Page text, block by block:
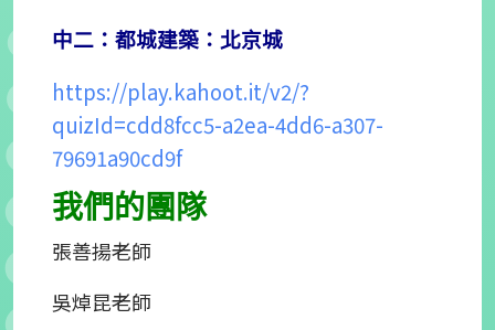
中二：都城建築：北京城
https://play.kahoot.it/v2/?
quizId=cdd8fcc5-a2ea-4dd6-a307-
79691a90cd9f
我們的團隊
張善揚老師
吳焯昆老師